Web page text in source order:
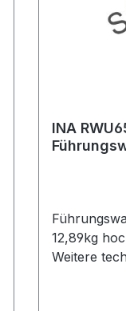
INA
12,89kg
Weitere